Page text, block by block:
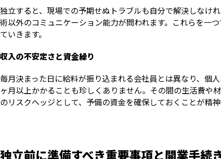
独立すると、現場での予期せぬトラブルも自分で解決しなけ
術以外のコミュニケーション能力が問われます。これらを一
ていきます。
収入の不安定さと資金繰り
毎月決まった日に給料が振り込まれる会社員とは異なり、個
ヶ月以上かかることも珍しくありません。その間の生活費や
のリスクヘッジとして、予備の資金を確保しておくことが精
独立前に準備すべき重要事項と開業手続